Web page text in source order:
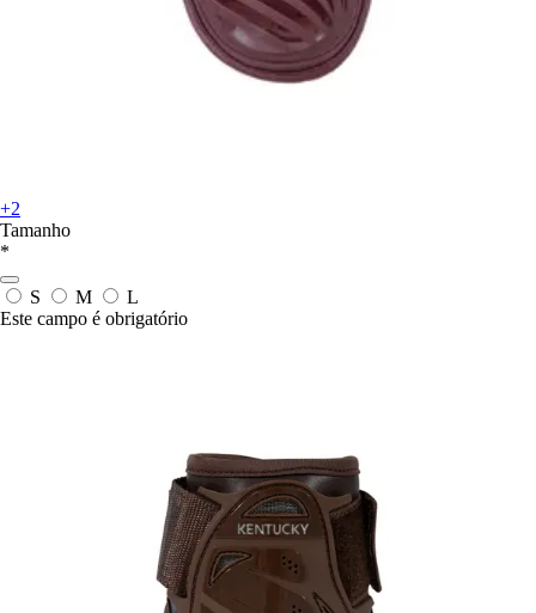
+2
Tamanho
*
S M
L
Este campo é obrigatório